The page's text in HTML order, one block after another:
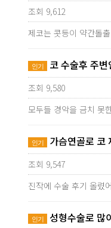
조회 9,612
제코는 콧등이 약간돌
인기 코 수술후 주
조회 9,580
모두들 경악을 금치 못
인기 가슴연골로
조회 9,547
진작에 수술 후기 올렸
인기 성형수술로 많